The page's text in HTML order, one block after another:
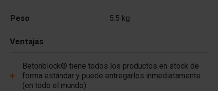
Peso 5.5 kg
Ventajas
Betonblock® tiene todos los productos en stock de
forma estándar y puede entregarlos inmediatamente
(en todo el mundo).